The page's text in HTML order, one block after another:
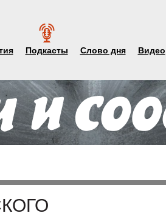
Подкасты Слово дня Видео